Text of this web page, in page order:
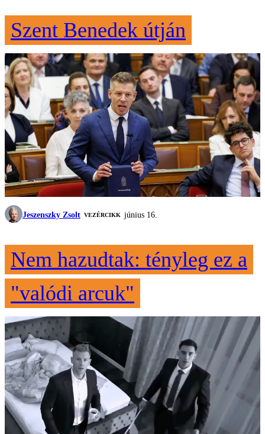
Szent Benedek útján
Jeszenszky Zsolt VEZÉRCIKK június 16.
Nem hazudtak: tényleg ez a
"valódi arcuk"